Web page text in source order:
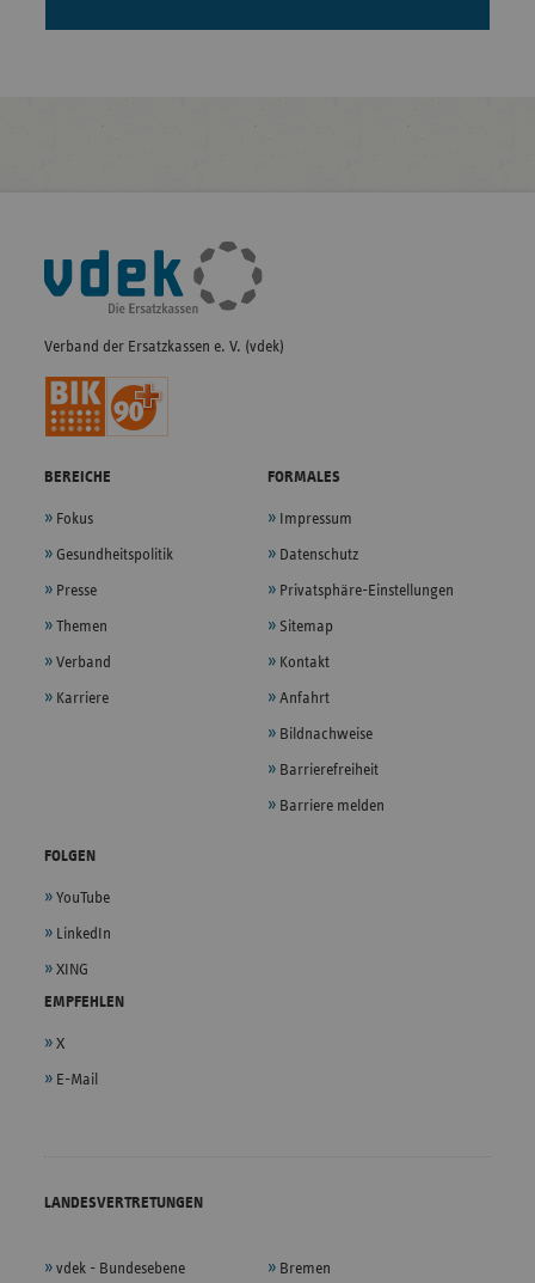
Fußleisten-
Navigation
Verband der Ersatzkassen e. V. (vdek)
BEREICHE
Fokus
Gesundheitspolitik
Presse
Themen
Verband
Karriere
FORMALES
Impressum
Datenschutz
Privatsphäre-Einstellungen
Sitemap
Kontakt
Anfahrt
Bildnachweise
Barrierefreiheit
Barriere melden
FOLGEN
YouTube
LinkedIn
XING
EMPFEHLEN
X
E-Mail
LANDESVERTRETUNGEN
vdek - Bundesebene Bremen